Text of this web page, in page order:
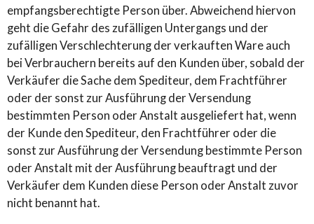
empfangsberechtigte Person über. Abweichend hiervon
geht die Gefahr des zufälligen Untergangs und der
zufälligen Verschlechterung der verkauften Ware auch
bei Verbrauchern bereits auf den Kunden über, sobald der
Verkäufer die Sache dem Spediteur, dem Frachtführer
oder der sonst zur Ausführung der Versendung
bestimmten Person oder Anstalt ausgeliefert hat, wenn
der Kunde den Spediteur, den Frachtführer oder die
sonst zur Ausführung der Versendung bestimmte Person
oder Anstalt mit der Ausführung beauftragt und der
Verkäufer dem Kunden diese Person oder Anstalt zuvor
nicht benannt hat.